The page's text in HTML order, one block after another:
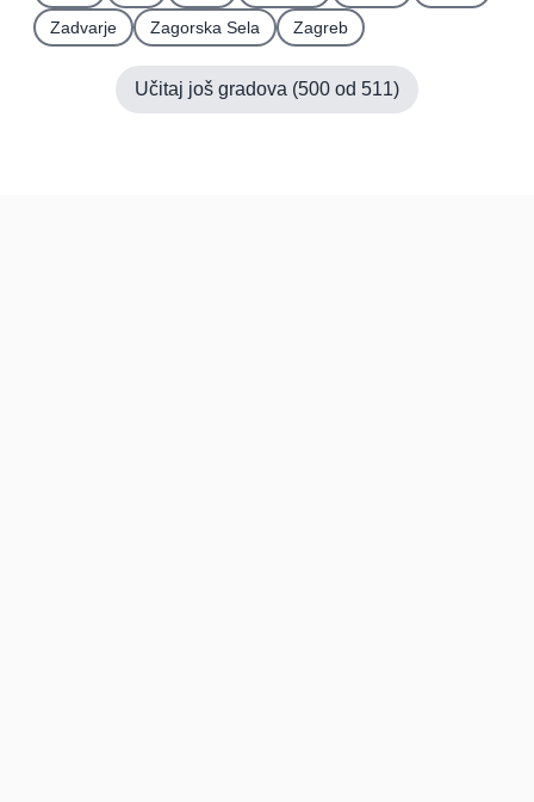
Zadvarje
Zagorska Sela Zagreb
Učitaj još gradova (500 od 511)